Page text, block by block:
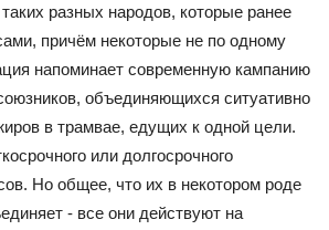
разных народов, которые ранее
причём некоторые не по одному
напоминает современную кампанию
объединяющихся ситуативно
в трамвае, едущих к одной цели.
или долгосрочного
Но общее, что их в некотором роде
- все они действуют на